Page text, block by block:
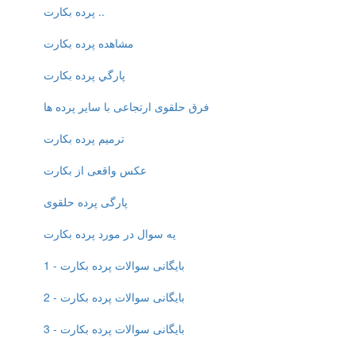
پرده بکارت ..
مشاهده پرده بكارت
پارگي پرده بكارت
فرق حلقوی ارتجاعی با سایر پرده ها
ترمیم پرده بکارت
عکس واقعی از بکارت
پارگی پرده حلقوی
یه سوال در مورد پرده بکارت
بایگانی سوالات پرده بکارت - 1
بایگانی سوالات پرده بکارت - 2
بایگانی سوالات پرده بکارت - 3